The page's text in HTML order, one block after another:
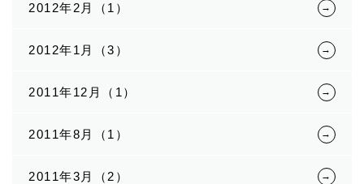
2012年2月（1）
2012年1月（3）
2011年12月（1）
2011年8月（1）
2011年3月（2）